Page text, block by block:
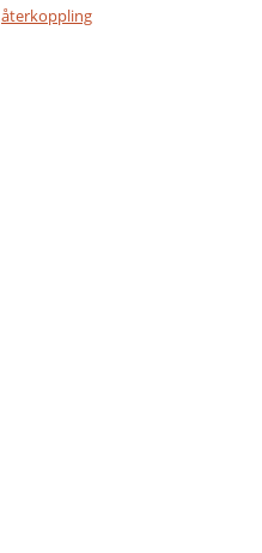
återkoppling